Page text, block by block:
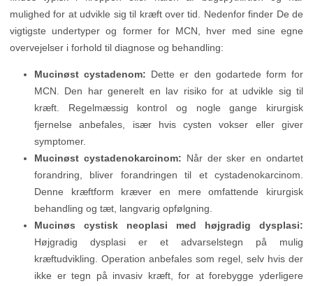
mulighed for at udvikle sig til kræft over tid. Nedenfor finder De de
vigtigste undertyper og former for MCN, hver med sine egne
overvejelser i forhold til diagnose og behandling:
Mucinøst cystadenom: Dette er den godartede form for
MCN. Den har generelt en lav risiko for at udvikle sig til
kræft. Regelmæssig kontrol og nogle gange kirurgisk
fjernelse anbefales, især hvis cysten vokser eller giver
symptomer.
Mucinøst cystadenokarcinom: Når der sker en ondartet
forandring, bliver forandringen til et cystadenokarcinom.
Denne kræftform kræver en mere omfattende kirurgisk
behandling og tæt, langvarig opfølgning.
Mucinøs cystisk neoplasi med højgradig dysplasi:
Højgradig dysplasi er et advarselstegn på mulig
kræftudvikling. Operation anbefales som regel, selv hvis der
ikke er tegn på invasiv kræft, for at forebygge yderligere